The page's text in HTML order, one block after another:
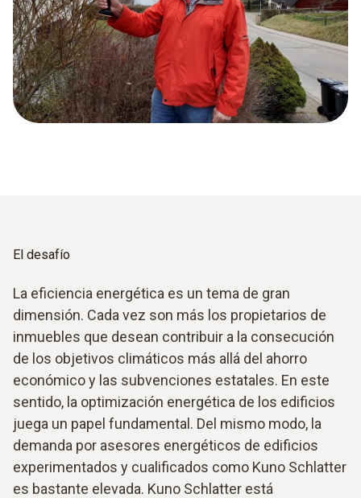
El desafío
La eficiencia energética es un tema de gran
dimensión. Cada vez son más los propietarios de
inmuebles que desean contribuir a la consecución
de los objetivos climáticos más allá del ahorro
económico y las subvenciones estatales. En este
sentido, la optimización energética de los edificios
juega un papel fundamental. Del mismo modo, la
demanda por asesores energéticos de edificios
experimentados y cualificados como Kuno Schlatter
es bastante elevada. Kuno Schlatter está